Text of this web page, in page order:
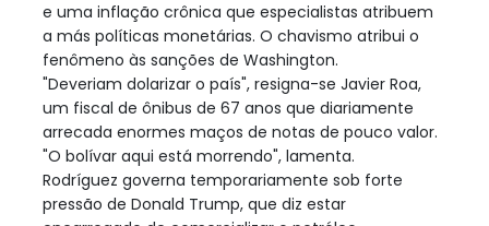
e uma inflação crônica que especialistas atribuem
a más políticas monetárias. O chavismo atribui o
fenômeno às sanções de Washington.
"Deveriam dolarizar o país", resigna-se Javier Roa,
um fiscal de ônibus de 67 anos que diariamente
arrecada enormes maços de notas de pouco valor.
"O bolívar aqui está morrendo", lamenta.
Rodríguez governa temporariamente sob forte
pressão de Donald Trump, que diz estar